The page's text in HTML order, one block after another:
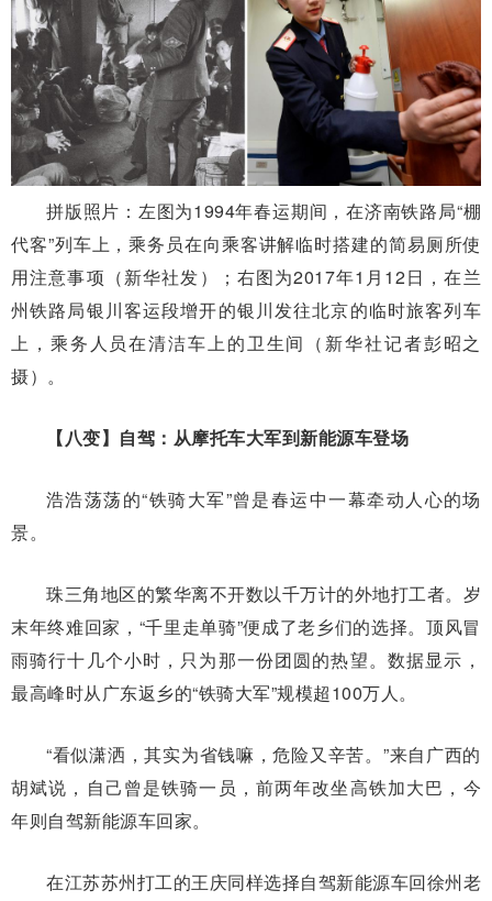
拼版照片：左图为1994年春运期间，在济南铁路局“棚
代客”列车上，乘务员在向乘客讲解临时搭建的简易厕所使
用注意事项（新华社发）；右图为2017年1月12日，在兰
州铁路局银川客运段增开的银川发往北京的临时旅客列车
上，乘务人员在清洁车上的卫生间（新华社记者彭昭之
摄）。
【八变】自驾：从摩托车大军到新能源车登场
浩浩荡荡的“铁骑大军”曾是春运中一幕牵动人心的场
景。
珠三角地区的繁华离不开数以千万计的外地打工者。岁
末年终难回家，“千里走单骑”便成了老乡们的选择。顶风冒
雨骑行十几个小时，只为那一份团圆的热望。数据显示，
最高峰时从广东返乡的“铁骑大军”规模超100万人。
“看似潇洒，其实为省钱嘛，危险又辛苦。”来自广西的
胡斌说，自己曾是铁骑一员，前两年改坐高铁加大巴，今
年则自驾新能源车回家。
在江苏苏州打工的王庆同样选择自驾新能源车回徐州老